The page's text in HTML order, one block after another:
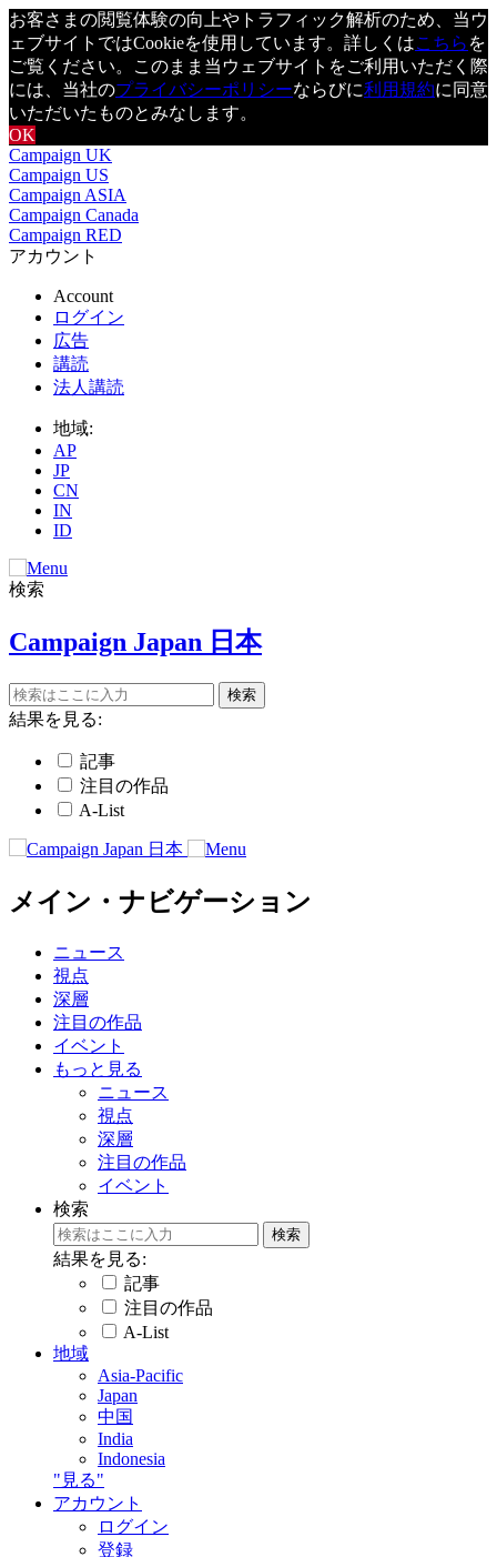
お客さまの閲覧体験の向上やトラフィック解析のため、当ウ
ェブサイトではCookieを使用しています。詳しくはこちら を
ご覧ください。このまま当ウェブサイトをご利用いただく際
には、当社のプライバシーポリシーならびに利用規約に同意
いただいたものとみなします。
OK
Campaign UK
Campaign US
Campaign ASIA
Campaign Canada
Campaign RED
アカウント
Account
ログイン
広告
講読
法人講読
地域:
AP
JP
CN
IN
ID
検索
Campaign Japan 日本
結果を見る:
記事
注目の作品
A-List
メイン・ナビゲーション
ニュース
視点
深層
注目の作品
イベント
もっと見る
ニュース
視点
深層
注目の作品
イベント
検索
結果を見る:
記事
注目の作品
A-List
地域
Asia-Pacific
Japan
中国
India
Indonesia
"見る"
アカウント
ログイン
登録